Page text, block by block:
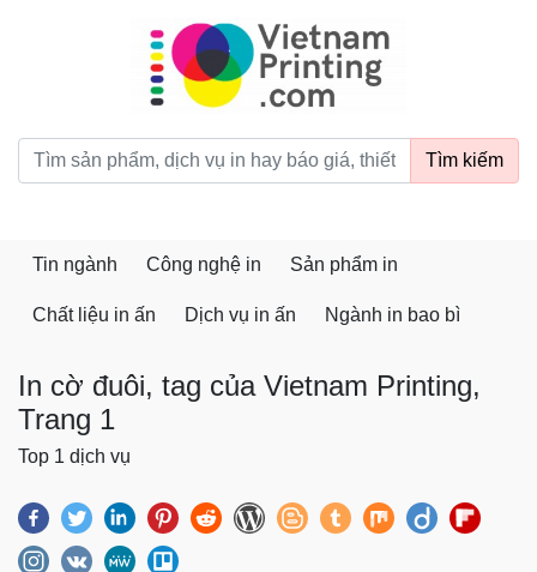
vietnamprinting.com
Tìm kiếm
Tin ngành Công nghệ in Sản phẩm in
Chất liệu in ấn Dịch vụ in ấn Ngành in bao bì
In cờ đuôi, tag của Vietnam Printing,
Trang 1
Top 1 dịch vụ